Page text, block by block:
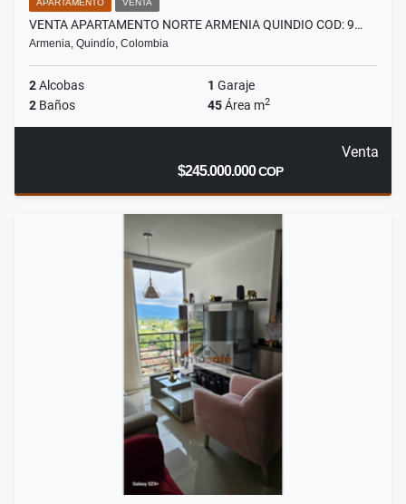
APARTAMENTO VENTA
VENTA APARTAMENTO NORTE ARMENIA QUINDIO COD: 9…
Armenia, Quindío, Colombia
2Alcobas 1 Garaje
2 Baños 45Área m2
Venta
$245.000.000COP